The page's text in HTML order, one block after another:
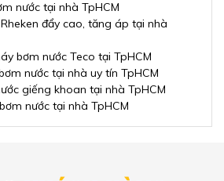
nước tại nhà TpHCM
đẩy cao, tăng áp tại nhà
bơm nước Teco tại TpHCM
nước tại nhà uy tín TpHCM
giếng khoan tại nhà TpHCM
nước tại nhà TpHCM